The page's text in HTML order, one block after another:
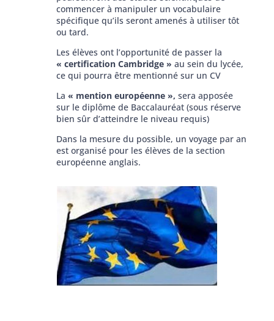
commencer à manipuler un vocabulaire
spécifique qu’ils seront amenés à utiliser tôt
ou tard.
Les élèves ont l’opportunité de passer la
« certification Cambridge » au sein du lycée,
ce qui pourra être mentionné sur un CV
La « mention européenne », sera apposée
sur le diplôme de Baccalauréat (sous réserve
bien sûr d’atteindre le niveau requis)
Dans la mesure du possible, un voyage par an
est organisé pour les élèves de la section
européenne anglais.